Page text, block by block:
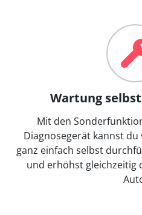
Wartung
Mit den
Diagnosegerät kannst
ganz einfach selbst
und erhöhst gleichzeitig